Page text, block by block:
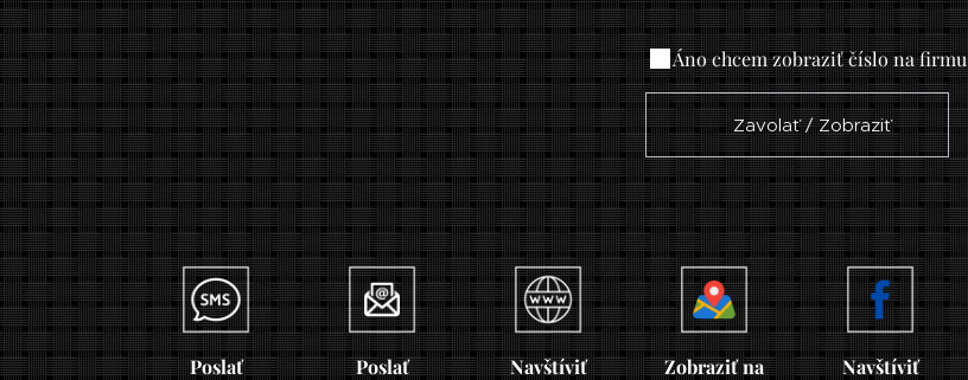
Áno chcem zobraziť číslo na firmu
☎ Zavolať / Zobraziť
Poslať
Poslať
Navštíviť
Zobraziť na
Navštíviť